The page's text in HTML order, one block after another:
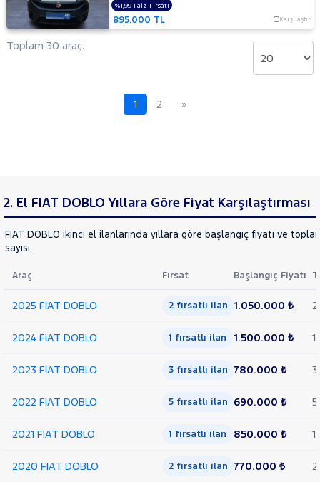
OPEL
PEUGEOT
TOYOTA
TRAKTÖR
VOLKSWAGEN
VOLVO
895.000 TL Karşılaştır
%1,99 Faiz Fırsatı
Toplam 30 araç.
1 2 »
2. El FIAT DOBLO Yıllara Göre Fiyat Karşılaştırması
FIAT DOBLO ikinci el ilanlarında yıllara göre başlangıç fiyatı ve
sayısı
Araç Fırsat Başlangıç Fiyatı
2025 FIAT DOBLO 2 fırsatlı ilan 1.050.000 ₺ 2
2024 FIAT DOBLO 1 fırsatlı ilan 1.500.000 ₺ 1
2023 FIAT DOBLO 3 fırsatlı ilan 780.000 ₺ 3
2022 FIAT DOBLO 5 fırsatlı ilan 690.000 ₺ 5
2021 FIAT DOBLO 1 fırsatlı ilan 850.000 ₺ 1
2020 FIAT DOBLO 2 fırsatlı ilan 770.000 ₺ 2